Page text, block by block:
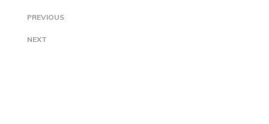
PREVIOUS
NEXT